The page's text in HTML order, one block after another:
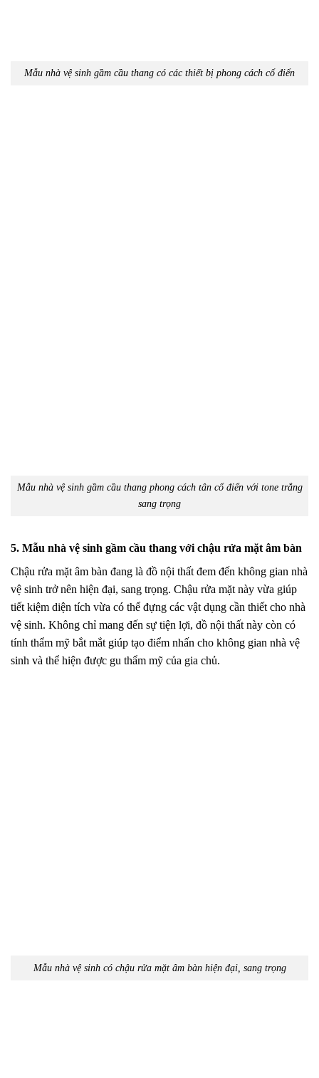
Mẫu nhà vệ sinh gầm cầu thang có các thiết bị phong cách cổ điển
Mẫu nhà vệ sinh gầm cầu thang phong cách tân cổ điển với tone trắng
sang trọng
5. Mẫu nhà vệ sinh gầm cầu thang với chậu rửa mặt âm bàn
Chậu rửa mặt âm bàn đang là đồ nội thất đem đến không gian nhà
vệ sinh trở nên hiện đại, sang trọng. Chậu rửa mặt này vừa giúp
tiết kiệm diện tích vừa có thể đựng các vật dụng cần thiết cho nhà
vệ sinh. Không chỉ mang đến sự tiện lợi, đồ nội thất này còn có
tính thẩm mỹ bắt mắt giúp tạo điểm nhấn cho không gian nhà vệ
sinh và thể hiện được gu thẩm mỹ của gia chủ.
Mẫu nhà vệ sinh có chậu rửa mặt âm bàn hiện đại, sang trọng